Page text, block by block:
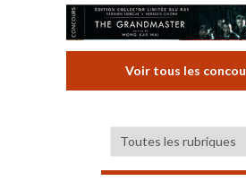
Voir tous les